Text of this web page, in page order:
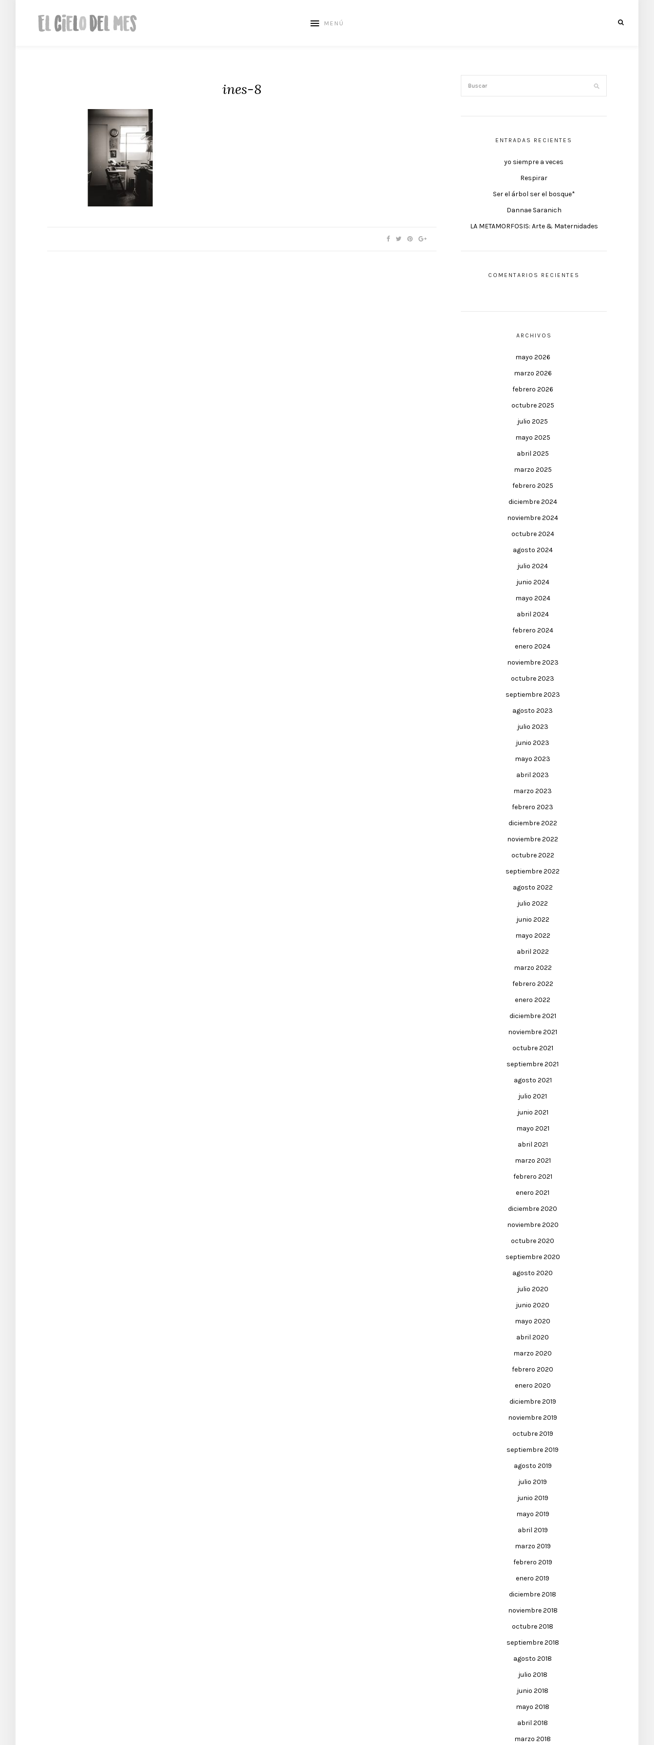
MENÚ
ines-8
ENTRADAS RECIENTES
yo siempre a veces
Respirar
Ser el árbol ser el bosque*
Dannae Saranich
LA METAMORFOSIS: Arte & Maternidades
COMENTARIOS RECIENTES
ARCHIVOS
mayo 2026
marzo 2026
febrero 2026
octubre 2025
julio 2025
mayo 2025
abril 2025
marzo 2025
febrero 2025
diciembre 2024
noviembre 2024
octubre 2024
agosto 2024
julio 2024
junio 2024
mayo 2024
abril 2024
febrero 2024
enero 2024
noviembre 2023
octubre 2023
septiembre 2023
agosto 2023
julio 2023
junio 2023
mayo 2023
abril 2023
marzo 2023
febrero 2023
diciembre 2022
noviembre 2022
octubre 2022
septiembre 2022
agosto 2022
julio 2022
junio 2022
mayo 2022
abril 2022
marzo 2022
febrero 2022
enero 2022
diciembre 2021
noviembre 2021
octubre 2021
septiembre 2021
agosto 2021
julio 2021
junio 2021
mayo 2021
abril 2021
marzo 2021
febrero 2021
enero 2021
diciembre 2020
noviembre 2020
octubre 2020
septiembre 2020
agosto 2020
julio 2020
junio 2020
mayo 2020
abril 2020
marzo 2020
febrero 2020
enero 2020
diciembre 2019
noviembre 2019
octubre 2019
septiembre 2019
agosto 2019
julio 2019
junio 2019
mayo 2019
abril 2019
marzo 2019
febrero 2019
enero 2019
diciembre 2018
noviembre 2018
octubre 2018
septiembre 2018
agosto 2018
julio 2018
junio 2018
mayo 2018
abril 2018
marzo 2018